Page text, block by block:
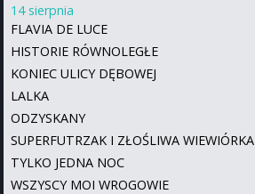
14 sierpnia
FLAVIA DE LUCE
HISTORIE RÓWNOLEGŁE
KONIEC ULICY DĘBOWEJ
LALKA
ODZYSKANY
SUPERFUTRZAK I ZŁOŚLIWA WIEWIÓRKA
TYLKO JEDNA NOC
WSZYSCY MOI WROGOWIE